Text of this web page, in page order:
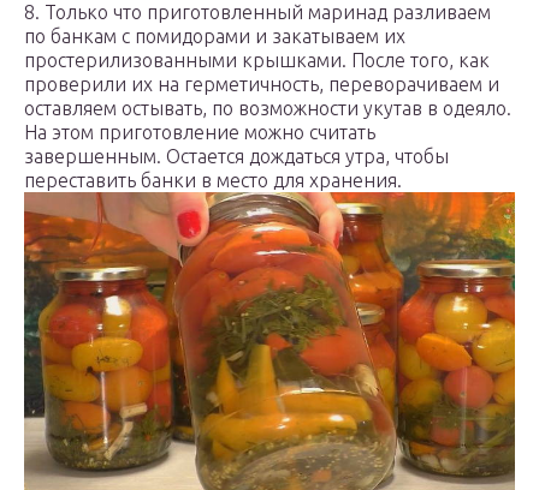
8. Только что приготовленный маринад разливаем
по банкам с помидорами и закатываем их
простерилизованными крышками. После того, как
проверили их на герметичность, переворачиваем и
оставляем остывать, по возможности укутав в одеяло.
На этом приготовление можно считать
завершенным. Остается дождаться утра, чтобы
переставить банки в место для хранения.